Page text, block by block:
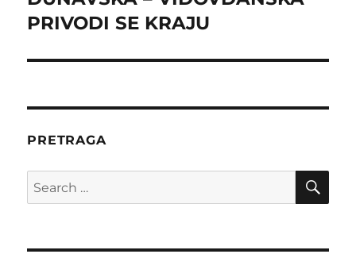
PRIVODI SE KRAJU
PRETRAGA
Search
for: